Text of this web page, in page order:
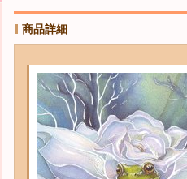
商品詳細